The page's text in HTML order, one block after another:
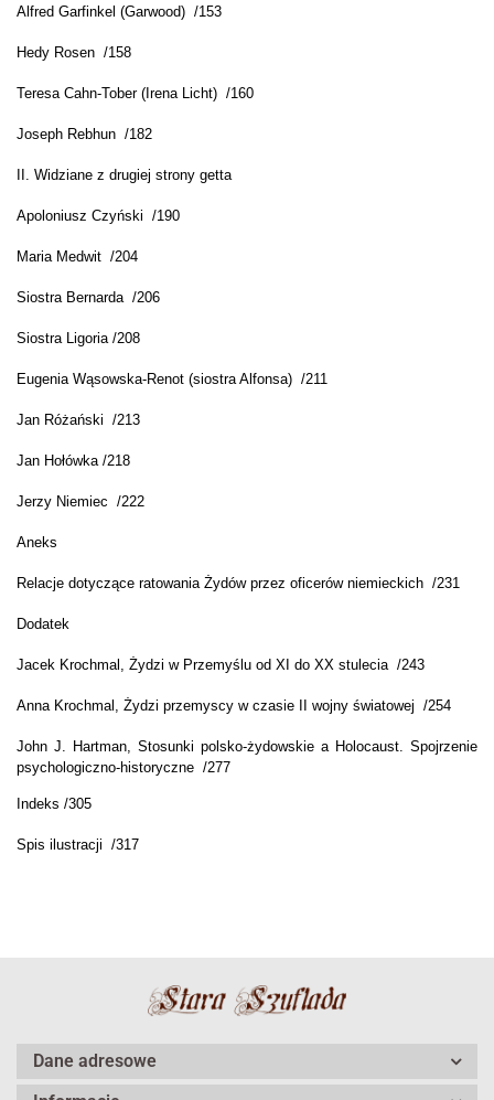
Alfred Garfinkel (Garwood) /153
Hedy Rosen /158
Teresa Cahn-Tober (Irena Licht) /160
Joseph Rebhun /182
II. Widziane z drugiej strony getta
Apoloniusz Czyński /190
Maria Medwit /204
Siostra Bernarda /206
Siostra Ligoria /208
Eugenia Wąsowska-Renot (siostra Alfonsa) /211
Jan Różański /213
Jan Hołówka /218
Jerzy Niemiec /222
Aneks
Relacje dotyczące ratowania Żydów przez oficerów niemieckich /231
Dodatek
Jacek Krochmal, Żydzi w Przemyślu od XI do XX stulecia /243
Anna Krochmal, Żydzi przemyscy w czasie II wojny światowej /254
John J. Hartman, Stosunki polsko-żydowskie a Holocaust. Spojrzenie
psychologiczno-historyczne /277
Indeks /305
Spis ilustracji /317
Dane adresowe